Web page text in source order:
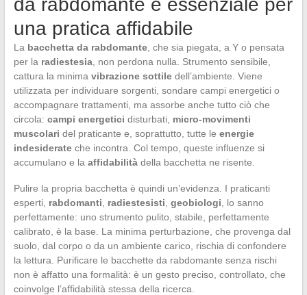
da rabdomante è essenziale per
una pratica affidabile
La bacchetta da rabdomante, che sia piegata, a Y o pensata
per la radiestesia, non perdona nulla. Strumento sensibile,
cattura la minima vibrazione sottiledell’ambiente. Viene
utilizzata per individuare sorgenti, sondare campi energetici o
accompagnare trattamenti, ma assorbe anche tutto ciò che
circola: campi energetici disturbati, micro-movimenti
muscolari del praticante e, soprattutto, tutte le energie
indesiderateche incontra. Col tempo, queste influenze si
accumulano e la affidabilitàdella bacchetta ne risente.
Pulire la propria bacchetta è quindi un’evidenza. I praticanti
esperti, rabdomanti radiestesisti geobiologi , lo sanno
perfettamente: uno strumento pulito, stabile, perfettamente
calibrato, è la base. La minima perturbazione, che provenga dal
suolo, dal corpo o da un ambiente carico, rischia di confondere
la lettura. Purificare le bacchette da rabdomante senza rischi
non è affatto una formalità: è un gesto preciso, controllato, che
coinvolge l’affidabilità stessa della ricerca.